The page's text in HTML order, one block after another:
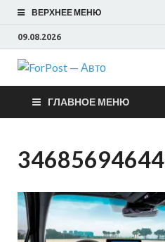
ВЕРХНЕЕ МЕНЮ
09.08.2026
ГЛАВНОЕ МЕНЮ